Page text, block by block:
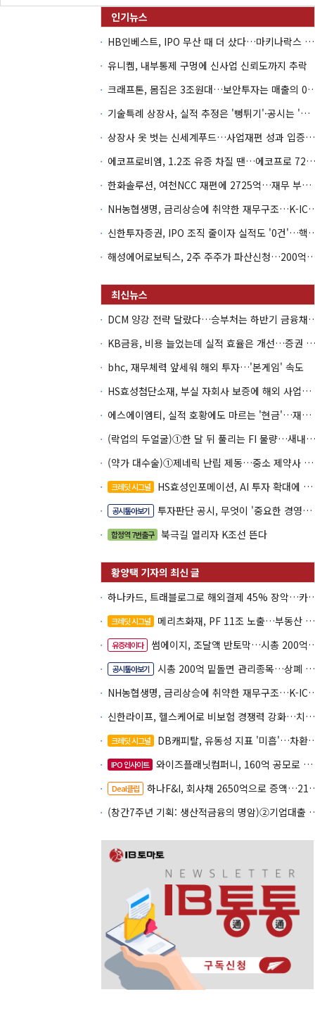
HB인베스트, IPO 무산 때 더 샀다…마키나락스 투자 2.7배 회수
유니켐, 내부통제 구멍에 신사업 신뢰도까지 추락
크래프톤, 몸집은 3조원대…
기술특례 상장사, 실적 추정은 '뻥튀기'·공시는 '누락'
상장사 옷 벗는 신세계푸드…사업재편 성과 입증할까
에코프로비엠, 1.2조 유증 차질 땐…에코프로 7270억 '독박'
한화솔루션, 여천NCC 재편에 2725억…재무 부담 커지나
NH농협생명, 금리상승에 취
신한투자증권, IPO 조직 줄
해성에어로보틱스, 2주 주주가 파산
DCM 양강 전략 달랐다
KB금융, 비용 늘었는데 실적 효율은 개선…증권 호황 효과
bhc, 재무체력 앞세워 해외 투자…'본게임' 속도
HS효성첨단소재, 부실 자회사 보증에 해외 사업까지…부담 '가중'
에스에이엠티, 실적 호황에도 마르는 '현금'…재고·달러빚 부담 확대
(락업의 두얼굴)①한 달 뒤 풀리는 FI 물량…새내기주 오버행 경계
(약가 대수술)①제네릭 난립 제동…중소 제약사 수익성 비상
크레딧 시그널 HS효성인포메이션, AI 투자 확대에 실적 체력 강화
공시톺아보기 투자판단 공시, 무엇이 '중요한 경영사항'일까
합정역 7번출구 북극길 열리자 K조선 뜬다
하나카드, 트래블로그로 해
크레딧 시그널 메리츠화재, PF 11조 노출…부동산 사업성 저하 우려
유증레이다 썸에이지, 조달액 반토막…시총 200억 못 넘으면 철회
공시톺아보기
시총 200억 밑돌면 관리종목…상폐 피하려면
NH농협생명, 금리상승에 취
신한라이프, 헬스케어로 비보험 경쟁력 강화…치매·간병 공략
크레딧 시그널 DB캐피탈, 유동성 지표 '미흡'…차환 부담 커진다
IPO 인사이트 와이즈플래닛컴퍼니, 160억 공모로 글로벌 확장
Deal클립
하나F&I, 회사채 2650억으로 증액…2150억은 차환
(창간7주년 기획: 생산적